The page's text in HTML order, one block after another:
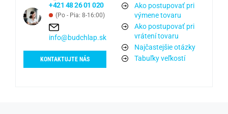
+421 48 26 01 020
(Po - Pia: 8-16:00)
info@budchlap.sk
KONTAKTUJTE NÁS
Ako postupovať pri
výmene tovaru
Ako postupovať pri
vrátení tovaru
Najčastejšie otázky
Tabuľky veľkostí